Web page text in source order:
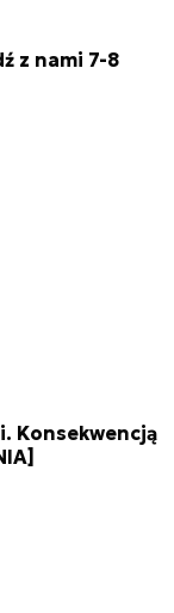
z nami 7-8
Konsekwencją